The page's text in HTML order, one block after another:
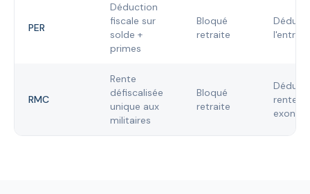
PER
Déduction
fiscale sur
solde +
primes
Bloqué
retraite
l'entrée
RMC
Rente
défiscalisée
unique aux
militaires
Bloqué
retraite
rente